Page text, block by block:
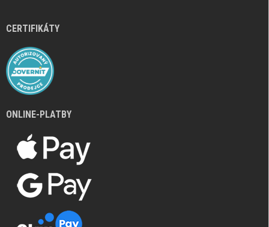
CERTIFIKÁTY
ONLINE-PLATBY